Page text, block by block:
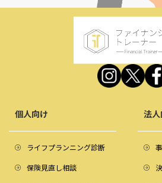
個人向け
ライフプランニング診断
保険見直し相談
法